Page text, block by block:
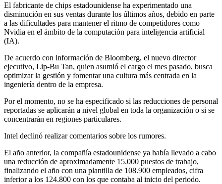
El fabricante de chips estadounidense ha experimentado una
disminución en sus ventas durante los últimos años, debido en parte
a las dificultades para mantener el ritmo de competidores como
Nvidia en el ámbito de la computación para inteligencia artificial
(IA).
De acuerdo con información de Bloomberg, el nuevo director
ejecutivo, Lip-Bu Tan, quien asumió el cargo el mes pasado, busca
optimizar la gestión y fomentar una cultura más centrada en la
ingeniería dentro de la empresa.
Por el momento, no se ha especificado si las reducciones de personal
reportadas se aplicarán a nivel global en toda la organización o si se
concentrarán en regiones particulares.
Intel declinó realizar comentarios sobre los rumores.
El año anterior, la compañía estadounidense ya había llevado a cabo
una reducción de aproximadamente 15.000 puestos de trabajo,
finalizando el año con una plantilla de 108.900 empleados, cifra
inferior a los 124.800 con los que contaba al inicio del periodo.